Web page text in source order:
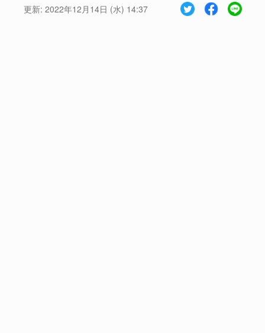
更新: 2022年12月14日 (水) 14:37